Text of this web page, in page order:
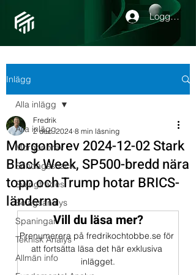
Logga in
Inlägg
Alla inlägg
Morgonbrev
Söndagssnack
Swingtrades
Bolagsanalys
Spaningar
Teknisk Analys
Allmän info
Alla inlägg
Morgonbrev 2024-12-02 Stark
Black Week, SP500-bredd nära
topp och Trump hotar BRICS-
länderna
Fredrik
2 dec. 2024 8 min läsning
Vill du läsa mer?
Prenumerera på fredrikochtobbe.se för
att fortsätta läsa det här exklusiva
inlägget.